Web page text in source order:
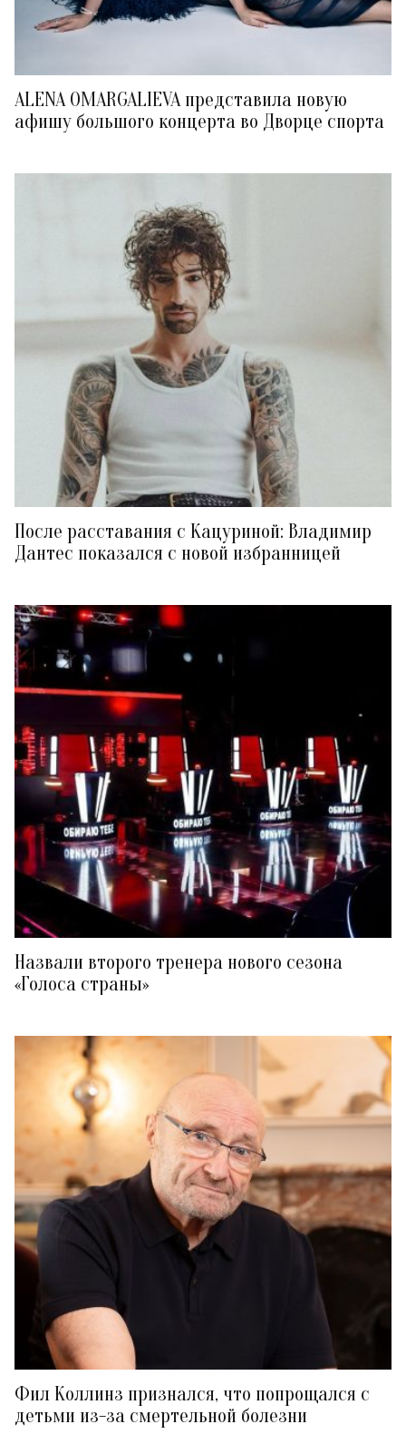
ALENA OMARGALIEVA представила новую
афишу большого концерта во Дворце спорта
После расставания с Кацуриной: Владимир
Дантес показался с новой избранницей
Назвали второго тренера нового сезона
«Голоса страны»
Фил Коллинз признался, что попрощался с
детьми из-за смертельной болезни